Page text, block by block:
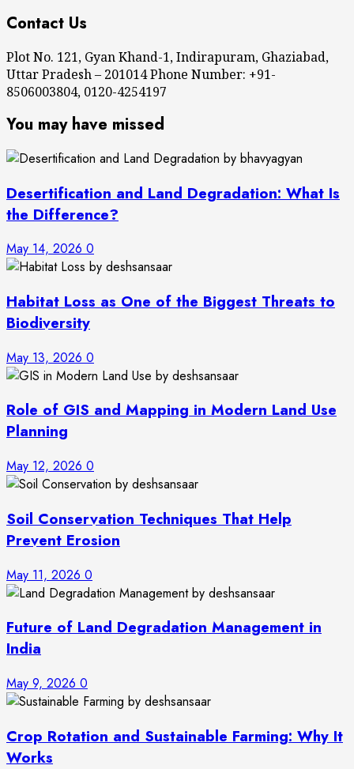
Contact Us
Plot No. 121, Gyan Khand-1, Indirapuram, Ghaziabad,
Uttar Pradesh – 201014 Phone Number: +91-
8506003804, 0120-4254197
You may have missed
Desertification and Land Degradation: What Is
the Difference?
May 14, 2026 0
Habitat Loss as One of the Biggest Threats to
Biodiversity
May 13, 2026 0
Role of GIS and Mapping in Modern Land Use
Planning
May 12, 2026 0
Soil Conservation Techniques That Help
Prevent Erosion
May 11, 2026 0
Future of Land Degradation Management in
India
May 9, 2026 0
Crop Rotation and Sustainable Farming: Why It
Works